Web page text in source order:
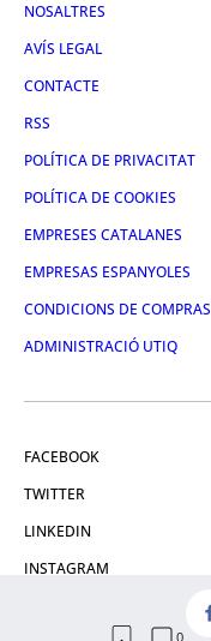
NOSALTRES
AVÍS LEGAL
CONTACTE
RSS
POLÍTICA DE PRIVACITAT
POLÍTICA DE COOKIES
EMPRESES CATALANES
EMPRESAS ESPANYOLES
CONDICIONS DE COMPRAS
ADMINISTRACIÓ UTIQ
FACEBOOK
TWITTER
LINKEDIN
INSTAGRAM